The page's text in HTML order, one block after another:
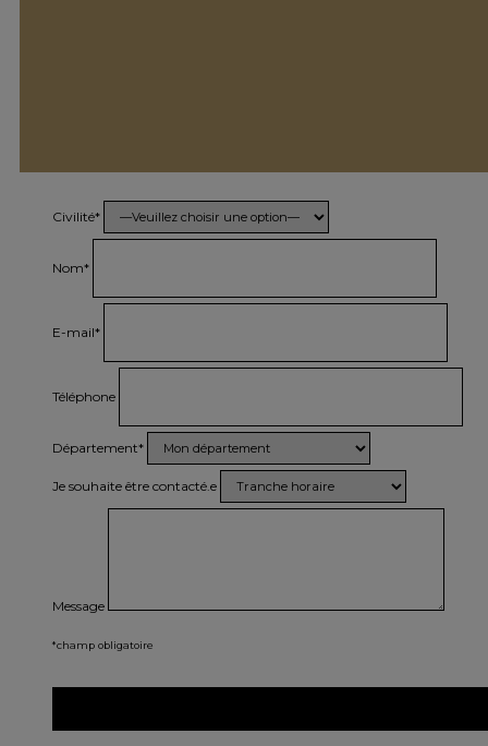
Civilité*
Nom*
E-mail*
Téléphone
Département*
Je souhaite être contacté.e
Message
*champ obligatoire